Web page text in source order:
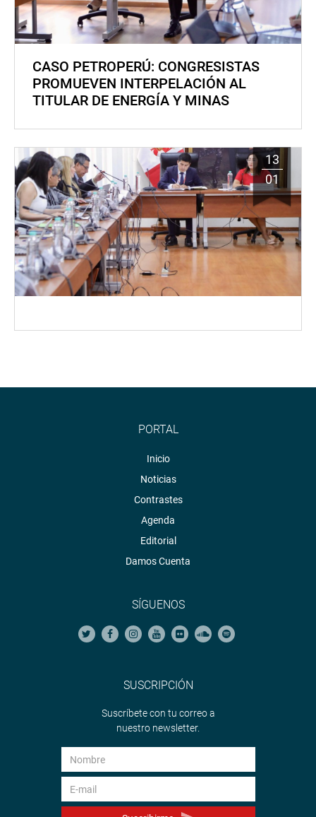
CASO PETROPERÚ: CONGRESISTAS
PROMUEVEN INTERPELACIÓN AL
TITULAR DE ENERGÍA Y MINAS
13
01
PORTAL
Inicio
Noticias
Contrastes
Agenda
Editorial
Damos Cuenta
SÍGUENOS
SUSCRIPCIÓN
Suscríbete con tu correo a
nuestro newsletter.